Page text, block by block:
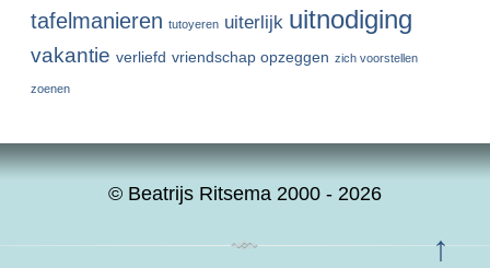
↑
tafelmanieren tutoyeren uiterlijk uitnodiging
vakantie verliefd vriendschap opzeggen zich voorstellen
zoenen
© Beatrijs Ritsema 2000 - 2026